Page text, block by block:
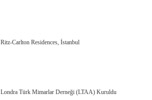
Ritz-Carlton Residences, İstanbul
Londra Türk Mimarlar Derneği (LTAA) Kuruldu